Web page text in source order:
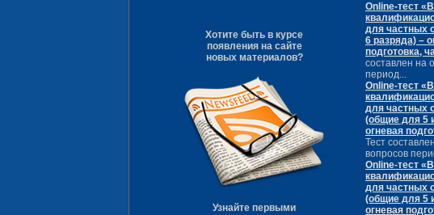
Хотите быть в курсе
появления на сайте
новых материалов?
Узнайте первыми
Online-тест
для частных
6 разряда) –
подготовка,
составлен на
период...
Online-тест
для частных
(общие для 5
огневая
Тест
вопросов
Online-тест
для частных
(общие для 5
огневая